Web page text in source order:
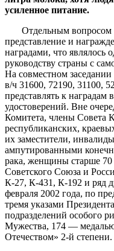
усиленное питание.
Отдельным вопросом в
представление и
наградами, что являлось
руководству страны с
На совместном
в/ч 31600, 72190, 31100,
представлять к
удостоверений. Вне
Комитета, члены Совета
республиканских,
их заместители,
ампутированными
рака, женщины старше 70
Советского Союза и
К-27, К-431, К-192 и ряд
февраля 2002 года, по
тремя указами
подразделений особого
Мужества, 174 — медалью
Отечеством» 2-й степени.